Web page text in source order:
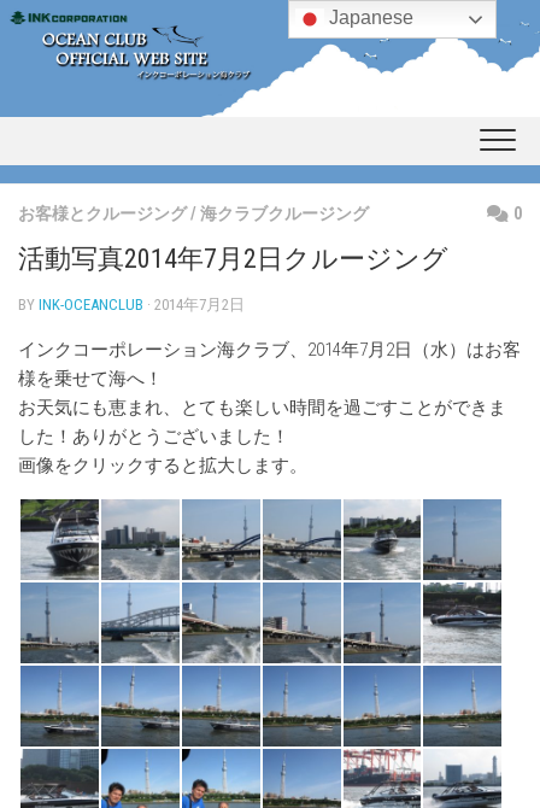
Skip
content
お客様とクルージング/ 海クラブクルージング 0
活動写真2014年7月2日クルージング
BY INK-OCEANCLUB · 2014年7月2日
インクコーポレーション海クラブ、2014年7月2日（水）はお客
様を乗せて海へ！
お天気にも恵まれ、とても楽しい時間を過ごすことができま
した！ありがとうございました！
画像をクリックすると拡大します。
Japanese